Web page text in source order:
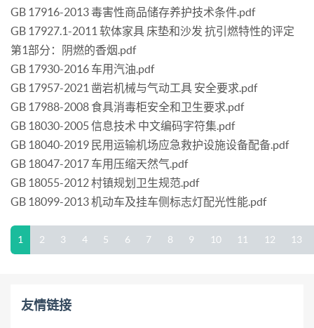
GB 17916-2013 毒害性商品储存养护技术条件.pdf
GB 17927.1-2011 软体家具 床垫和沙发 抗引燃特性的评定
第1部分：阴燃的香烟.pdf
GB 17930-2016 车用汽油.pdf
GB 17957-2021 凿岩机械与气动工具 安全要求.pdf
GB 17988-2008 食具消毒柜安全和卫生要求.pdf
GB 18030-2005 信息技术 中文编码字符集.pdf
GB 18040-2019 民用运输机场应急救护设施设备配备.pdf
GB 18047-2017 车用压缩天然气.pdf
GB 18055-2012 村镇规划卫生规范.pdf
GB 18099-2013 机动车及挂车侧标志灯配光性能.pdf
1 2 3 4 5 6 7 8 9 10 11 12 13
友情链接